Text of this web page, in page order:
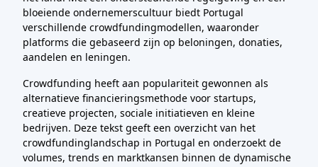
bloeiende ondernemerscultuur biedt Portugal
verschillende crowdfundingmodellen, waaronder
platforms die gebaseerd zijn op beloningen, donaties,
aandelen en leningen.
Crowdfunding heeft aan populariteit gewonnen als
alternatieve financieringsmethode voor startups,
creatieve projecten, sociale initiatieven en kleine
bedrijven. Deze tekst geeft een overzicht van het
crowdfundinglandschap in Portugal en onderzoekt de
volumes, trends en marktkansen binnen de dynamische